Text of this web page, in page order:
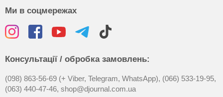
Ми в соцмережах
Консультації / обробка замовлень:
(098) 863-56-69 (+ Viber, Telegram, WhatsApp), (066) 533-19-95,
(063) 440-47-46, shop@djournal.com.ua